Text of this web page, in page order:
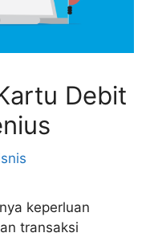
Debit
keperluan
transaksi